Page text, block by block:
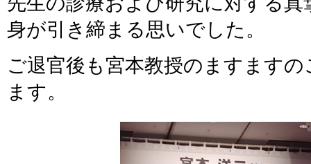
身が引き締まる思いでした。
ご退官後も宮本教授のますます
ます。